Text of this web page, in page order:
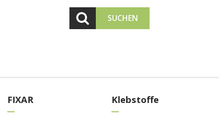
SUCHEN
FIXAR Klebstoffe